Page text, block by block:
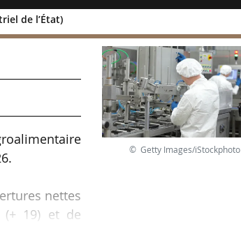
de l’État)
en
nettes
(+ 19) et de
© Getty Images/iStockphoto